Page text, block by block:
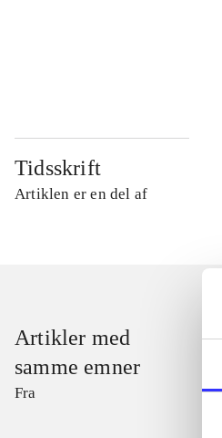
Tidsskrift
Artiklen er en del af
Artikler med
samme emner
Fra